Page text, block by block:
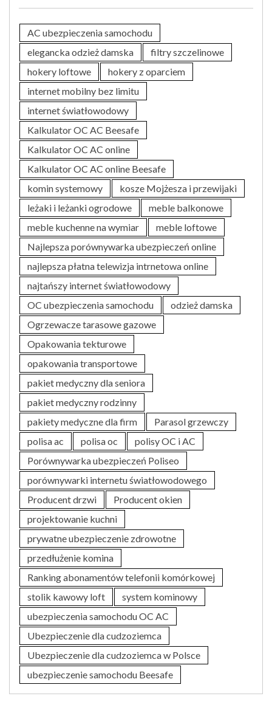
AC ubezpieczenia samochodu
elegancka odzież damska
filtry szczelinowe
hokery loftowe
hokery z oparciem
internet mobilny bez limitu
internet światłowodowy
Kalkulator OC AC Beesafe
Kalkulator OC AC online
Kalkulator OC AC online Beesafe
komin systemowy
kosze Mojżesza i przewijaki
leżaki i leżanki ogrodowe
meble balkonowe
meble kuchenne na wymiar
meble loftowe
Najlepsza porównywarka ubezpieczeń online
najlepsza płatna telewizja intrnetowa online
najtańszy internet światłowodowy
OC ubezpieczenia samochodu
odzież damska
Ogrzewacze tarasowe gazowe
Opakowania tekturowe
opakowania transportowe
pakiet medyczny dla seniora
pakiet medyczny rodzinny
pakiety medyczne dla firm
Parasol grzewczy
polisa ac
polisa oc
polisy OC i AC
Porównywarka ubezpieczeń Poliseo
porównywarki internetu światłowodowego
Producent drzwi
Producent okien
projektowanie kuchni
prywatne ubezpieczenie zdrowotne
przedłużenie komina
Ranking abonamentów telefonii komórkowej
stolik kawowy loft
system kominowy
ubezpieczenia samochodu OC AC
Ubezpieczenie dla cudzoziemca
Ubezpieczenie dla cudzoziemca w Polsce
ubezpieczenie samochodu Beesafe